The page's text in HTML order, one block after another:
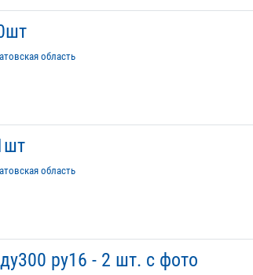
область
область
ру16 - 2 шт. с фото